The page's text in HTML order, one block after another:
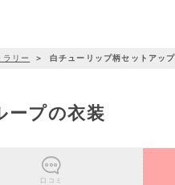
ラリー ＞ 白チューリップ柄セットアップ
プの衣装
口コミ